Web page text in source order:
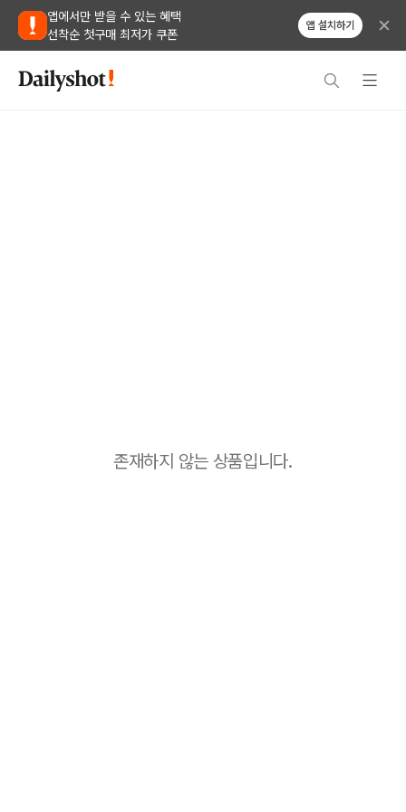
앱에서만 받을 수 있는 혜택
선착순 첫구매 최저가 쿠폰
앱 설치하기
존재하지 않는 상품입니다.